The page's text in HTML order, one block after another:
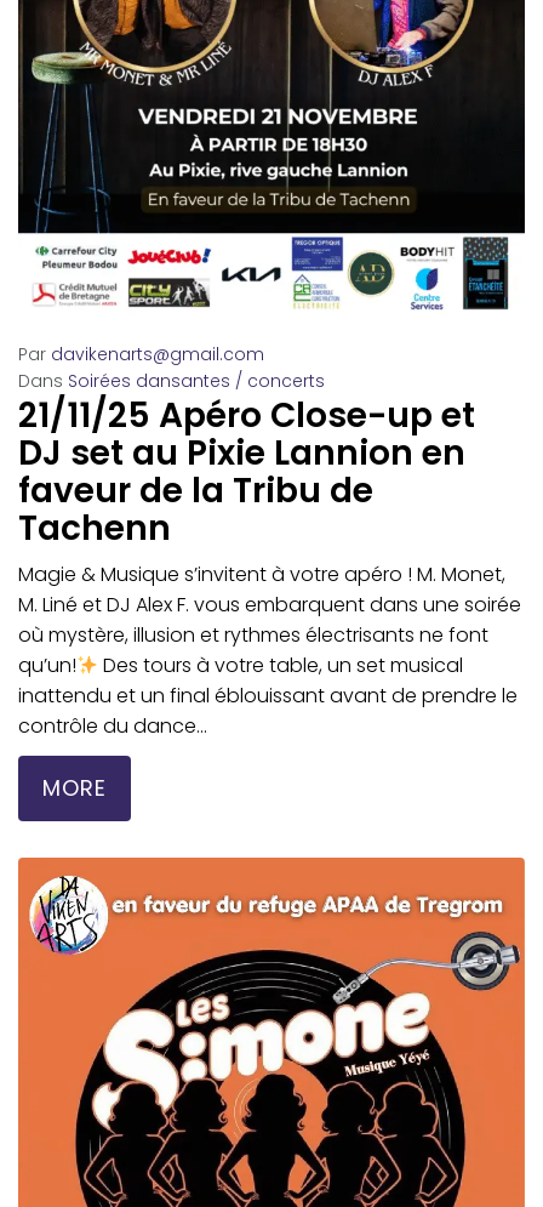
Par davikenarts@gmail.com
Dans Soirées dansantes / concerts
21/11/25 Apéro Close-up et
DJ set au Pixie Lannion en
faveur de la Tribu de
Tachenn
Magie & Musique s’invitent à votre apéro ! M. Monet,
M. Liné et DJ Alex F. vous embarquent dans une soirée
où mystère, illusion et rythmes électrisants ne font
qu’un!
Des tours à votre table, un set musical
inattendu et un final éblouissant avant de prendre le
contrôle du dance...
MORE